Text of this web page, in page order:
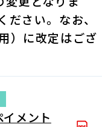
ださい。なお、
）に改定はござ
イメント